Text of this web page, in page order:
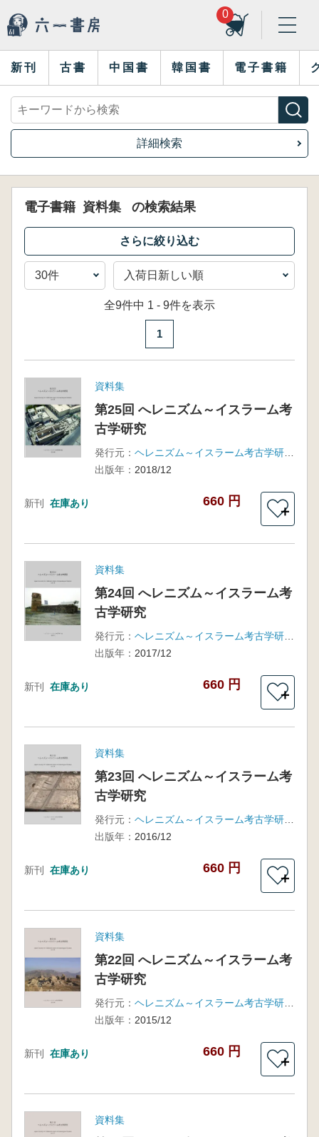
0
新刊 古書 中国書 韓国書 電子書籍
詳細検索
電子書籍 資料集 の検索結果
全9件中 1 - 9件を表示
1
資料集
第25回 へレニズム～イスラーム考
古学研究
発行元：
ヘレニズム～イスラーム考古学研究会
出版年： 2018/12
新刊 在庫あり 660 円
＋
資料集
第24回 へレニズム～イスラーム考
古学研究
発行元：
ヘレニズム～イスラーム考古学研究会
出版年： 2017/12
新刊 在庫あり 660 円
＋
資料集
第23回 へレニズム～イスラーム考
古学研究
発行元：
ヘレニズム～イスラーム考古学研究会
出版年： 2016/12
新刊 在庫あり 660 円
＋
資料集
第22回 へレニズム～イスラーム考
古学研究
発行元：
ヘレニズム～イスラーム考古学研究会
出版年： 2015/12
新刊 在庫あり 660 円
＋
資料集